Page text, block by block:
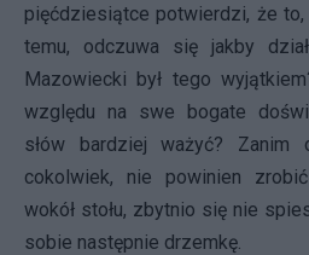
pięćdziesiątce potwierdzi, że
temu, odczuwa się jakby
Mazowiecki był tego
względu na swe bogate
słów bardziej ważyć? Zanim
cokolwiek, nie powinien
wokół stołu, zbytnio się nie
sobie następnie drzemkę.